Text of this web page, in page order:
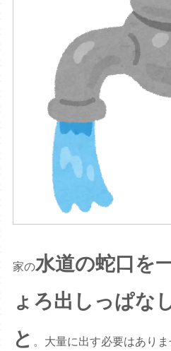
家の水道の蛇口を
ょろ出しっぱな
と 。大量に出す必要はありま